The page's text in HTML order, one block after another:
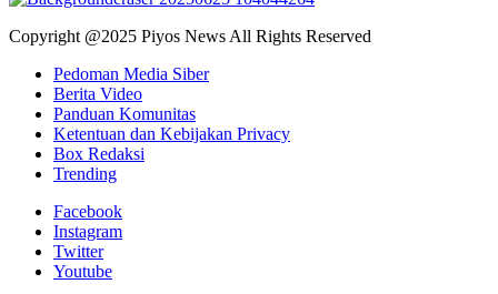
Copyright @2025 Piyos News All Rights Reserved
Pedoman Media Siber
Berita Video
Panduan Komunitas
Ketentuan dan Kebijakan Privacy
Box Redaksi
Trending
Facebook
Instagram
Twitter
Youtube